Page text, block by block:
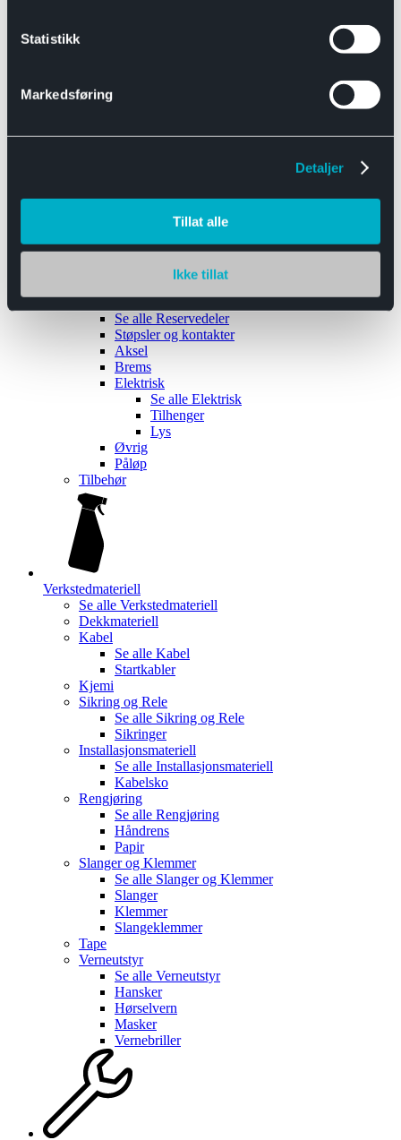
Statistikk
Markedsføring
Detaljer
Tillat alle
Ikke tillat
Båthengere
Reservedeler
Se alle Reservedeler
Støpsler og kontakter
Aksel
Brems
Elektrisk
Se alle Elektrisk
Tilhenger
Lys
Øvrig
Påløp
Tilbehør
Verkstedmateriell
Se alle Verkstedmateriell
Dekkmateriell
Kabel
Se alle Kabel
Startkabler
Kjemi
Sikring og Rele
Se alle Sikring og Rele
Sikringer
Installasjonsmateriell
Se alle Installasjonsmateriell
Kabelsko
Rengjøring
Se alle Rengjøring
Håndrens
Papir
Slanger og Klemmer
Se alle Slanger og Klemmer
Slanger
Klemmer
Slangeklemmer
Tape
Verneutstyr
Se alle Verneutstyr
Hansker
Hørselvern
Masker
Vernebriller